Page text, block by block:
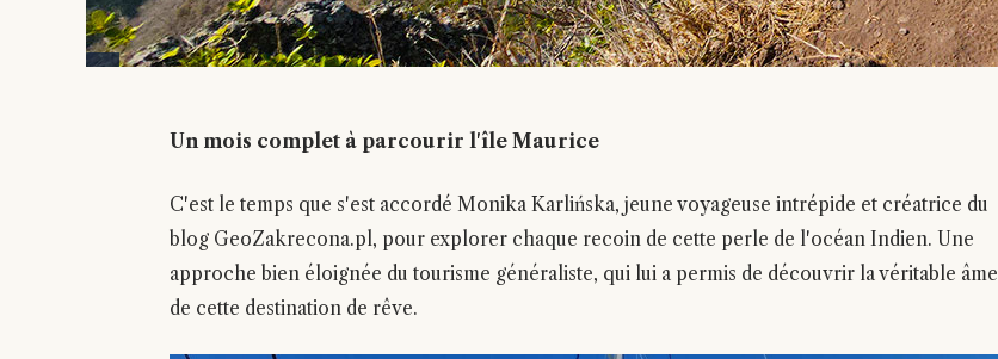
Un mois complet à parcourir l'île Maurice
C'est le temps que s'est accordé Monika Karlińska, jeune voyageuse intrépide et créatrice du
blog GeoZakrecona.pl, pour explorer chaque recoin de cette perle de l'océan Indien. Une
approche bien éloignée du tourisme généraliste, qui lui a permis de découvrir la véritable âme
de cette destination de rêve.